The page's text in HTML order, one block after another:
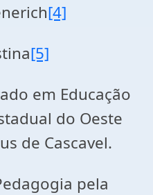
[4]
[5]
em Educação
do Oeste
de Cascavel.
pela